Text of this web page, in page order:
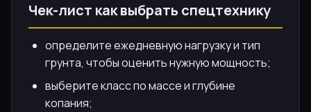
Чек-лист как выбрать спецтехнику
определите ежедневную нагрузку и тип
грунта, чтобы оценить нужную мощность;
выберите класс по массе и глубине
копания;